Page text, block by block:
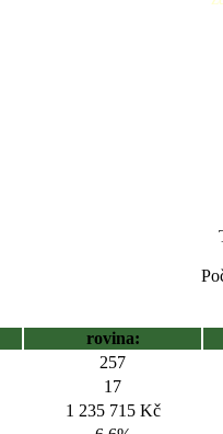
rovina:
257
17
1 235 715 Kč